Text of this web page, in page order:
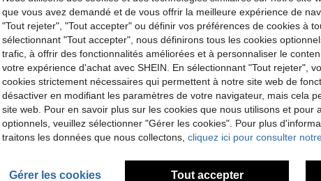
#Look clean girl
XLLAIS Pantalon Capri Sport Décontracté Fitness Haute Élasticité Jaune pour Femmes, Ourlet Fendu, Été, Athleisure
11,99€
T-shirt rond pour femmes avec imprimé graphique de dinosaure Denver, blanc, taille standard, décontracté, printemps/été
Dès 7,28€
que vous avez demandé et de vous offrir la meilleure expérience de
"Tout rejeter", "Tout accepter" ou définir vos préférences de cookies à
sélectionnant "Tout accepter", nous définirons tous les cookies
trafic, à offrir des fonctionnalités améliorées et à personnaliser le
votre expérience d'achat avec SHEIN. En sélectionnant "Tout rejeter",
cookies strictement nécessaires qui permettent à notre site web de
désactiver en modifiant les paramètres de votre navigateur, mais cela
site web. Pour en savoir plus sur les cookies que nous utilisons et pour
optionnels, veuillez sélectionner "Gérer les cookies". Pour plus
traitons les données que nous collectons, cliquez ici pour consulter
Gérer les cookies Tout accepter